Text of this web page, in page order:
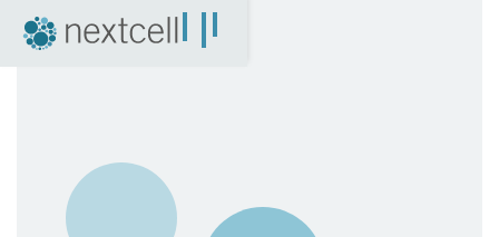
NextCell som investering
Finansiell kalender